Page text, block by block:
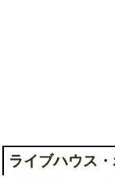
ライブハウス